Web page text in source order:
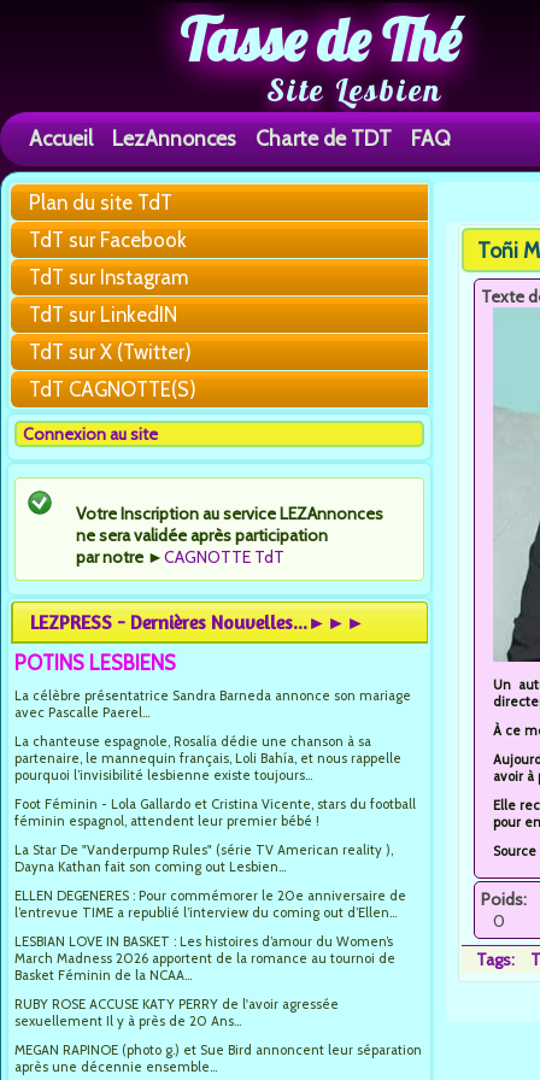
Tasse de Thé
Site Lesbien
Accueil LezAnnonces Charte de TDT FAQ
Plan du site TdT
TdT sur Facebook
TdT sur Instagram
TdT sur LinkedIN
TdT sur X (Twitter)
TdT CAGNOTTE(S)
Connexion au site
Votre Inscription au service LEZAnnonces
ne sera validée après participation
par notre ►CAGNOTTE TdT
LEZPRESS - Dernières Nouvelles...►►►
POTINS LESBIENS
La célèbre présentatrice Sandra Barneda annonce son mariage
avec Pascalle Paerel...
La chanteuse espagnole, Rosalía dédie une chanson à sa
partenaire, le mannequin français, Loli Bahía, et nous rappelle
pourquoi l’invisibilité lesbienne existe toujours...
Foot Féminin - Lola Gallardo et Cristina Vicente, stars du football
féminin espagnol, attendent leur premier bébé !
La Star De "Vanderpump Rules" (série TV American reality ),
Dayna Kathan fait son coming out Lesbien...
ELLEN DEGENERES : Pour commémorer le 20e anniversaire de
l’entrevue TIME a republié l’interview du coming out d’Ellen...
LESBIAN LOVE IN BASKET : Les histoires d’amour du Women’s
March Madness 2026 apportent de la romance au tournoi de
Basket Féminin de la NCAA...
RUBY ROSE ACCUSE KATY PERRY de l'avoir agressée
sexuellement Il y à près de 20 Ans...
MEGAN RAPINOE (photo g.) et Sue Bird annoncent leur séparation
après une décennie ensemble...
You are
Toñi
Texte
Un
À ce
avoir à
Elle
pour
Poids:
0
Tags: